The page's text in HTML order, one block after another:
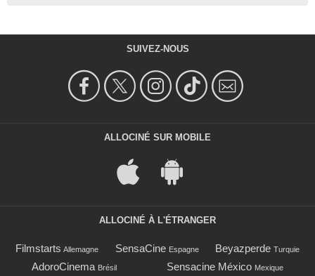
SUIVEZ-NOUS
ALLOCINÉ SUR MOBILE
ALLOCINÉ À L'ÉTRANGER
Filmstarts Allemagne SensaCine Espagne Beyazperde Turquie
AdoroCinema Brésil Sensacine México Mexique